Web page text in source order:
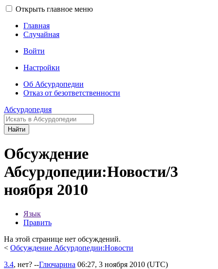
Открыть главное меню
Главная
Случайная
Войти
Настройки
Об Абсурдопедии
Отказ от безответственности
Абсурдопедия
Найти
Обсуждение
Абсурдопедии:Новости/3
ноября 2010
Язык
Править
На этой странице нет обсуждений.
< Обсуждение Абсурдопедии:Новости
3.4, нет? --Глючарина 06:27, 3 ноября 2010 (UTC)